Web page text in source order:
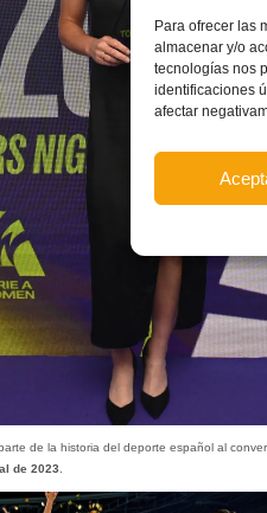
Para ofrecer las
almacenar y/o
tecnologías nos
identificaciones
afectar
de la historia del deporte español al
de 2023.